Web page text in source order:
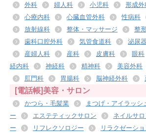
外科
婦人科 小児科 形成外
心療内科
心臓血管外科 性病科
放射線科
整体・マッサージ 整
歯科口腔外科
気管食道科 泌尿
産婦人科
産科 皮膚科 眼科
経内科
神経科 精神科 美容外科
肛門科
胃腸科 脳神経外科
[電話帳]美容・サロン
かつら・毛髪業 まつげ・アイラッシ
ー
エステティックサロン ネイルサ
ー
リフレクソロジー リラクゼーシ